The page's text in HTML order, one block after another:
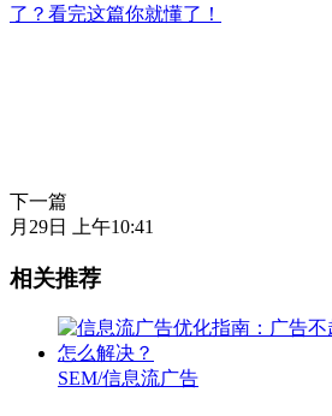
了？看完这篇你就懂了！
下一篇
月29日 上午10:41
相关推荐
SEM/信息流广告